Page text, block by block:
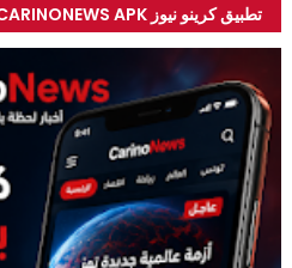
تطبيق كرينو نيوز CARINONEWS APK